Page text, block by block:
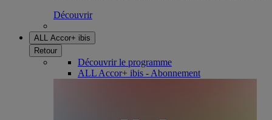
Découvrir
ALL Accor+ ibis
Retour
Découvrir le programme
ALL Accor+ ibis - Abonnement